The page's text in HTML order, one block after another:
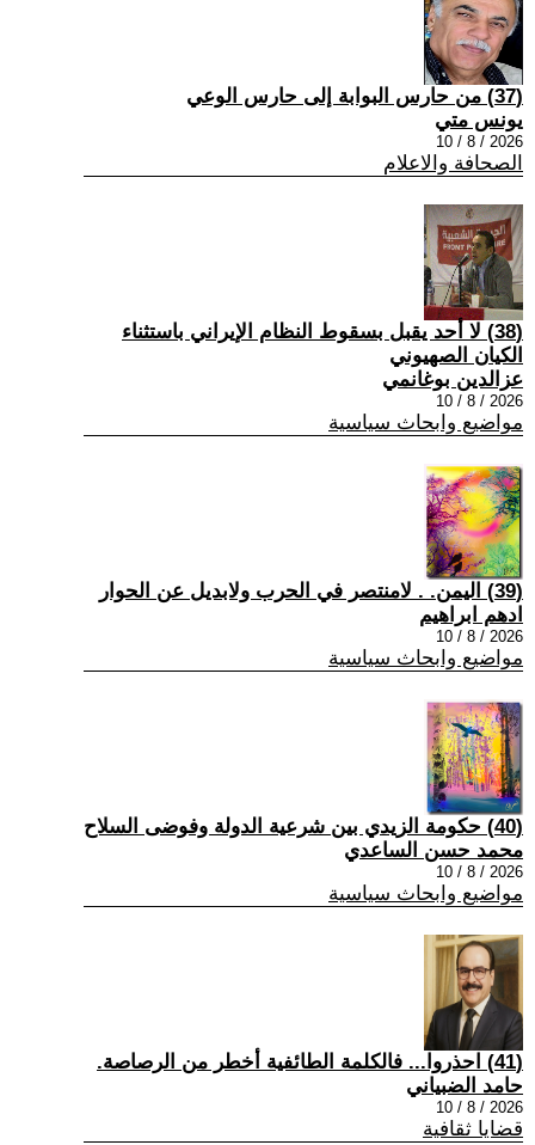
(37) من حارس البوابة إلى حارس الوعي
يونس متي
2026 / 8 / 10
الصحافة والاعلام
(38) لا أحد يقبل بسقوط النظام الإيراني باستثناء
الكيان الصهيوني
عزالدين بوغانمي
2026 / 8 / 10
مواضيع وابحاث سياسية
(39) اليمن. . لامنتصر في الحرب ولابديل عن الحوار
ادهم ابراهيم
2026 / 8 / 10
مواضيع وابحاث سياسية
(40) حكومة الزيدي بين شرعية الدولة وفوضى السلاح
محمد حسن الساعدي
2026 / 8 / 10
مواضيع وابحاث سياسية
(41) احذروا... فالكلمة الطائفية أخطر من الرصاصة.
حامد الضبياني
2026 / 8 / 10
قضايا ثقافية